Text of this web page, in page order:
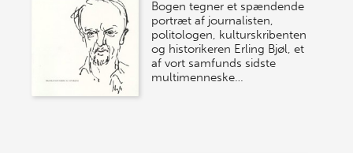
Bogen tegner et spændende
portræt af journalisten,
politologen, kulturskribenten
og historikeren Erling Bjøl, et
af vort samfunds sidste
multimenneske…